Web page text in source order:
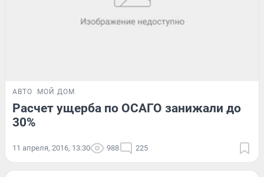
АВТО МОЙ ДОМ
Расчет ущерба по ОСАГО занижали до
30%
11 апреля, 2016, 13:30 988 225